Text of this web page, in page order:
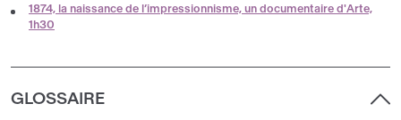
1874, la naissance de l’impressionnisme, un documentaire d'Arte,
1h30
GLOSSAIRE